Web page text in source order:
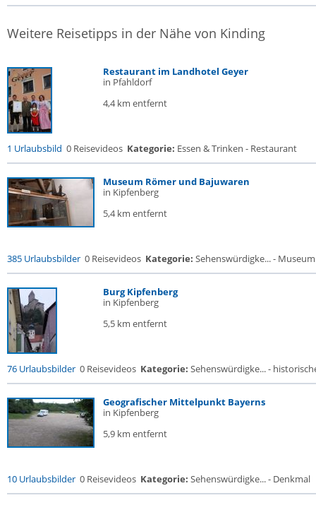
Weitere Reisetipps in der Nähe von Kinding
Restaurant im Landhotel Geyer
in Pfahldorf
4,4 km entfernt
1 Urlaubsbild 0 Reisevideos Kategorie: Essen & Trinken - Restaurant
Museum Römer und Bajuwaren
in Kipfenberg
5,4 km entfernt
385 Urlaubsbilder 0 Reisevideos Kategorie: Sehenswürdigke... - Museum
Burg Kipfenberg
in Kipfenberg
5,5 km entfernt
76 Urlaubsbilder 0 Reisevideos Kategorie: Sehenswürdigke... -
Geografischer Mittelpunkt Bayerns
in Kipfenberg
5,9 km entfernt
10 Urlaubsbilder 0 Reisevideos Kategorie: Sehenswürdigke... - Denkmal